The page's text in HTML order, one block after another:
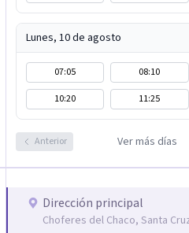
Lunes, 10 de agosto
07:05 08:10
10:20
11:25
Anterior Ver más días
Dirección principal
Choferes del Chaco, Santa